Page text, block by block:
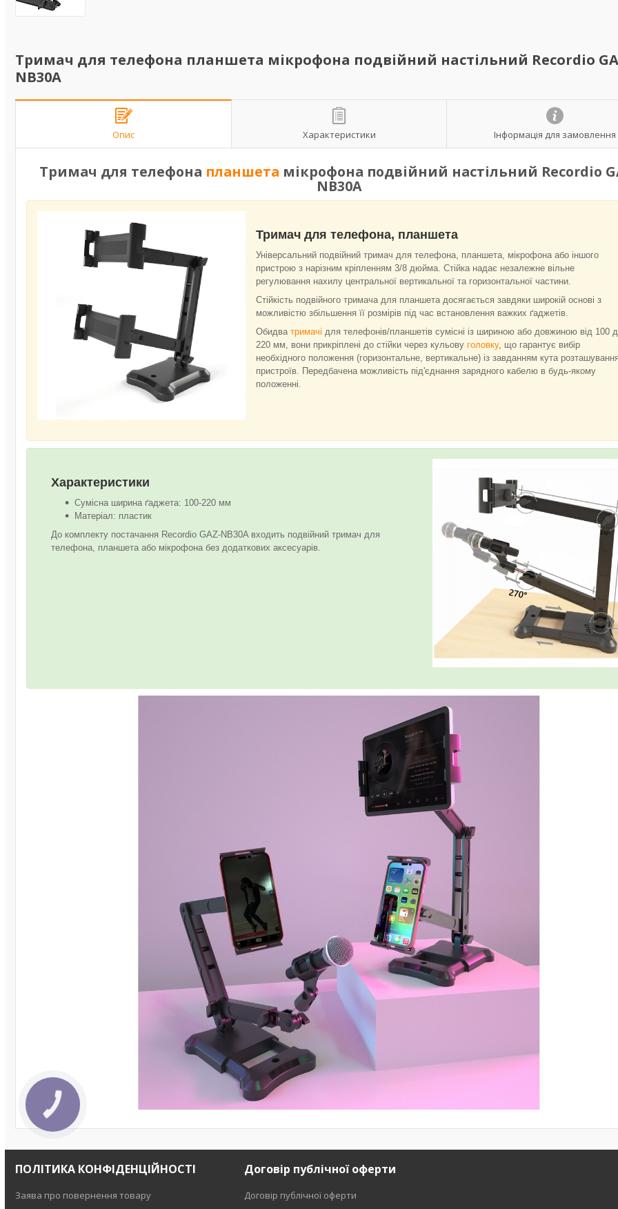
Тримач для телефона планшета мікрофона подвійний настільний Recordio
NB30A
Опис Характеристики Інформація для замовлення
Тримач для телефона планшета мікрофона подвійний настільний Recordio
NB30A
Тримач для телефона, планшета
Універсальний подвійний тримач для телефона, планшета, мікрофона або іншого
пристрою з нарізним кріпленням 3/8 дюйма. Стійка надає незалежне вільне
регулювання нахилу центральної вертикальної та горизонтальної частини.
Стійкість подвійного тримача для планшета досягається завдяки широкій основі з
можливістю збільшення її розмірів під час встановлення важких ґаджетів.
Обидва тримачі для телефонів/планшетів сумісні із шириною або довжиною від 100
220 мм, вони прикріплені до стійки через кульову головку, що гарантує вибір
необхідного положення (горизонтальне, вертикальне) із завданням кута
пристроїв. Передбачена можливість під'єднання зарядного кабелю в будь-якому
положенні.
Характеристики
Сумісна ширина ґаджета: 100-220 мм
Матеріал: пластик
До комплекту постачання Recordio GAZ-NB30A входить подвійний тримач для
телефона, планшета або мікрофона без додаткових аксесуарів.
ПОЛІТИКА КОНФІДЕНЦІЙНОСТІ
Заява про повернення товару
Договір публічної оферти
Договір публічної оферти